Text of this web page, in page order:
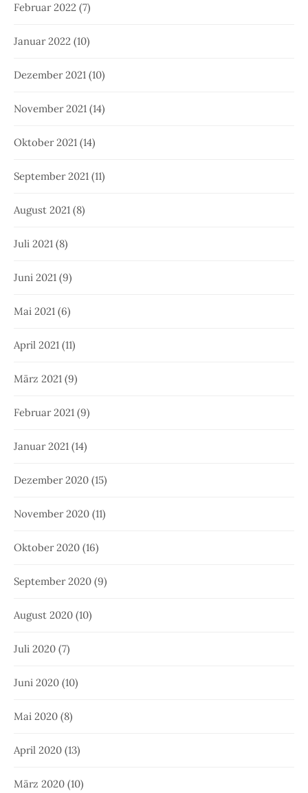
Februar 2022 (7)
Januar 2022 (10)
Dezember 2021 (10)
November 2021 (14)
Oktober 2021 (14)
September 2021 (11)
August 2021 (8)
Juli 2021 (8)
Juni 2021 (9)
Mai 2021 (6)
April 2021 (11)
März 2021 (9)
Februar 2021 (9)
Januar 2021 (14)
Dezember 2020 (15)
November 2020 (11)
Oktober 2020 (16)
September 2020 (9)
August 2020 (10)
Juli 2020 (7)
Juni 2020 (10)
Mai 2020 (8)
April 2020 (13)
März 2020 (10)